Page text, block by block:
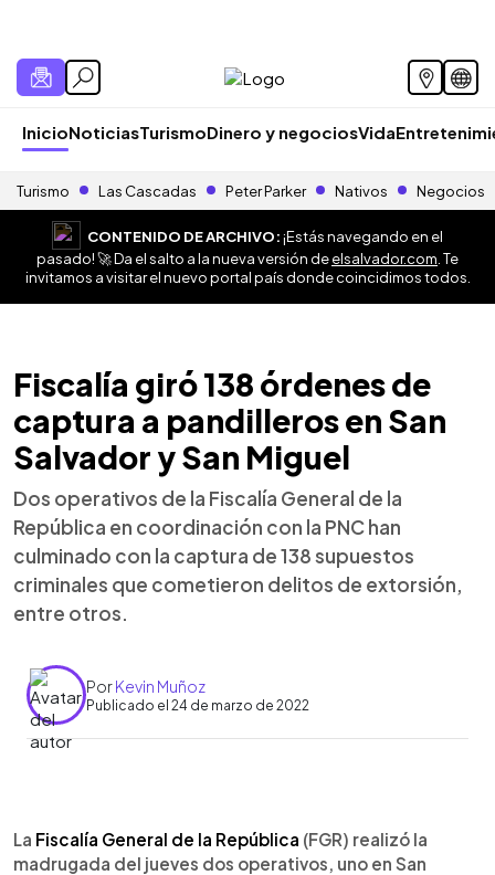
InicioNoticiasTurismoDinero y negociosVida
Turismo Las Cascadas Peter Parker Nativos Negocios
CONTENIDO DE ARCHIVO:¡Estás navegando en el
pasado! 🚀 Da el salto a la nueva versión deelsalvador.com . Te
invitamos a visitar el nuevo portal país donde coincidimos todos.
Fiscalía giró 138 órdenes de
captura a pandilleros en San
Salvador y San Miguel
Dos operativos de la Fiscalía General de la
República en coordinación con la PNC han
culminado con la captura de 138 supuestos
criminales que cometieron delitos de extorsión,
entre otros.
PorKevin Muñoz
Publicado el 24 de marzo de 2022
► Escuchar artículo
La Fiscalía General de la República (FGR) realizó la
madrugada del jueves dos operativos, uno en San